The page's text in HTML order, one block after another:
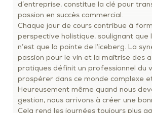
d’entreprise, constitue la clé pour
passion en succès commercial.
Chaque jour de cours contribue à
perspective holistique, soulignant que
n’est que la pointe de l’iceberg. La
passion pour le vin et la maîtrise des
pratiques définit un professionnel du
prospérer dans ce monde complexe
Heureusement même quand nous
gestion, nous arrivons à créer une
Cela rend les journées toujours plus